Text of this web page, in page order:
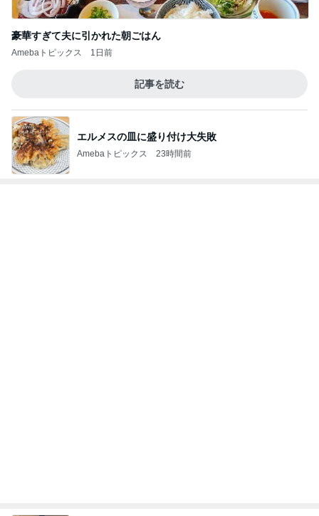
豪華すぎて夫に引かれた朝ごはん
Amebaトピックス 1日前
記事を読む
エルメスの皿に盛り付け大失敗
Amebaトピックス 23時間前